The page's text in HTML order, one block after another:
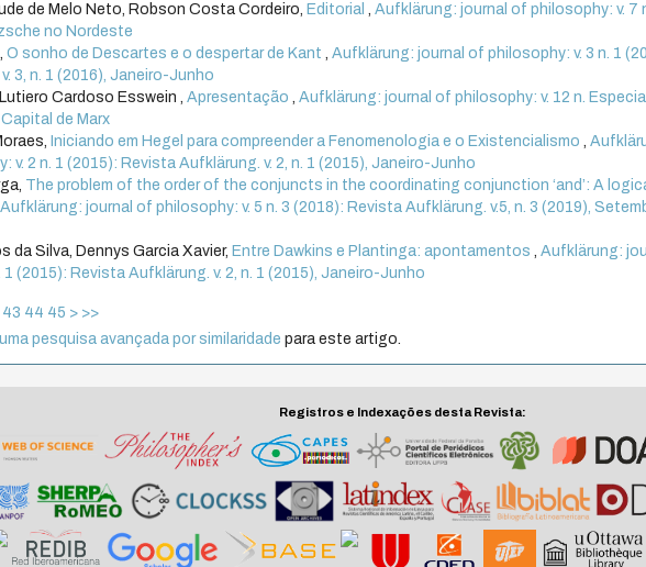
de Melo Neto, Robson Costa Cordeiro, Editorial,Aufklärung: journal of philosophy: v. 7
no Nordeste
O sonho de Descartes e o despertar de Kant,Aufklärung: journal of philosophy: v. 3 n. 1
3, n. 1 (2016), Janeiro-Junho
Cardoso Esswein ,Apresentação,Aufklärung: journal of philosophy: v. 12 n. Especial
de Marx
Iniciando em Hegel para compreender a Fenomenologia e o Existencialismo,
v. 2 n. 1 (2015): Revista Aufklärung. v. 2, n. 1 (2015), Janeiro-Junho
The problem of the order of the conjuncts in the coordinating conjunction ‘and’: A
Aufklärung: journal of philosophy: v. 5 n. 3 (2018): Revista Aufklärung. v.5, n. 3 (2019),
da Silva, Dennys Garcia Xavier, Entre Dawkins e Plantinga: apontamentos,Aufklärung:
(2015): Revista Aufklärung. v. 2, n. 1 (2015), Janeiro-Junho
43 44 45 > >>
pesquisa avançada por similaridade para este artigo.
Registros e Indexações desta Revista: